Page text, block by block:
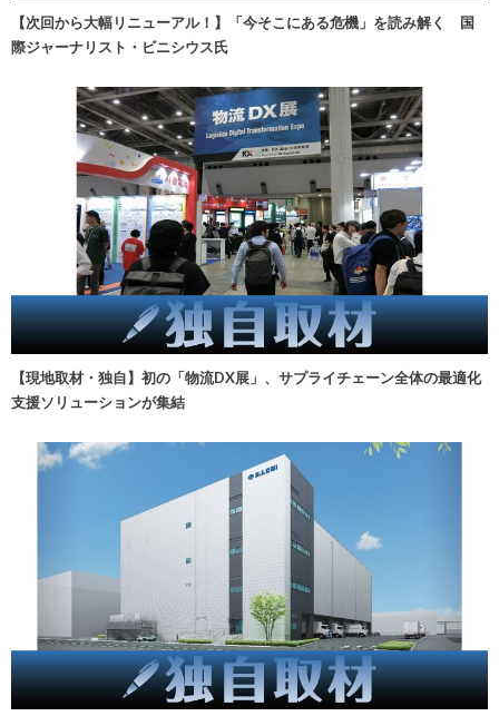
【次回から大幅リニューアル！】「今そこにある危機」を読み解く 国
際ジャーナリスト・ビニシウス氏
【現地取材・独自】初の「物流DX展」、サプライチェーン全体の最適化
支援ソリューションが集結